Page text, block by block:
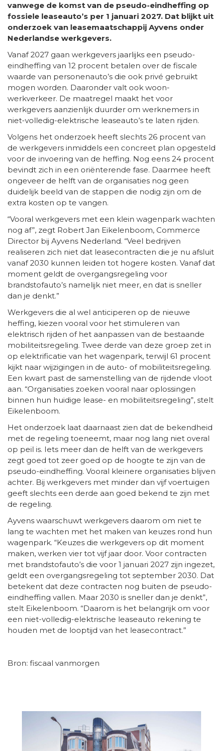
vanwege de komst van de pseudo-eindheffing op
fossiele leaseauto’s per 1 januari 2027. Dat blijkt uit
onderzoek van leasemaatschappij Ayvens onder
Nederlandse werkgevers.
Vanaf 2027 gaan werkgevers jaarlijks een pseudo-
eindheffing van 12 procent betalen over de fiscale
waarde van personenauto’s die ook privé gebruikt
mogen worden. Daaronder valt ook woon-
werkverkeer. De maatregel maakt het voor
werkgevers aanzienlijk duurder om werknemers in
niet-volledig-elektrische leaseauto’s te laten rijden.
Volgens het onderzoek heeft slechts 26 procent van
de werkgevers inmiddels een concreet plan opgesteld
voor de invoering van de heffing. Nog eens 24 procent
bevindt zich in een oriënterende fase. Daarmee heeft
ongeveer de helft van de organisaties nog geen
duidelijk beeld van de stappen die nodig zijn om de
extra kosten op te vangen.
“Vooral werkgevers met een klein wagenpark wachten
nog af”, zegt Robert Jan Eikelenboom, Commerce
Director bij Ayvens Nederland. “Veel bedrijven
realiseren zich niet dat leasecontracten die je nu afsluit
vanaf 2030 kunnen leiden tot hogere kosten. Vanaf dat
moment geldt de overgangsregeling voor
brandstofauto’s namelijk niet meer, en dat is sneller
dan je denkt.”
Werkgevers die al wel anticiperen op de nieuwe
heffing, kiezen vooral voor het stimuleren van
elektrisch rijden of het aanpassen van de bestaande
mobiliteitsregeling. Twee derde van deze groep zet in
op elektrificatie van het wagenpark, terwijl 61 procent
kijkt naar wijzigingen in de auto- of mobiliteitsregeling.
Een kwart past de samenstelling van de rijdende vloot
aan. “Organisaties zoeken vooral naar oplossingen
binnen hun huidige lease- en mobiliteitsregeling”, stelt
Eikelenboom.
Het onderzoek laat daarnaast zien dat de bekendheid
met de regeling toeneemt, maar nog lang niet overal
op peil is. Iets meer dan de helft van de werkgevers
zegt goed tot zeer goed op de hoogte te zijn van de
pseudo-eindheffing. Vooral kleinere organisaties blijven
achter. Bij werkgevers met minder dan vijf voertuigen
geeft slechts een derde aan goed bekend te zijn met
de regeling.
Ayvens waarschuwt werkgevers daarom om niet te
lang te wachten met het maken van keuzes rond hun
wagenpark. “Keuzes die werkgevers op dit moment
maken, werken vier tot vijf jaar door. Voor contracten
met brandstofauto’s die voor 1 januari 2027 zijn ingezet,
geldt een overgangsregeling tot september 2030. Dat
betekent dat deze contracten nog buiten de pseudo-
eindheffing vallen. Maar 2030 is sneller dan je denkt”,
stelt Eikelenboom. “Daarom is het belangrijk om voor
een niet-volledig-elektrische leaseauto rekening te
houden met de looptijd van het leasecontract.”
Bron: fiscaal vanmorgen